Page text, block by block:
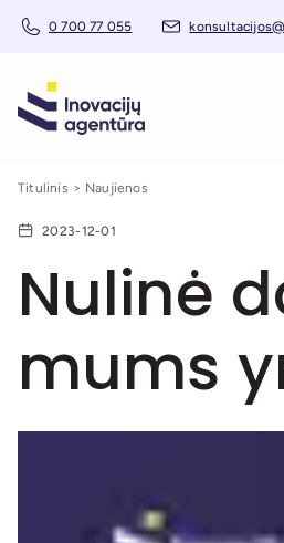
0 700 77 055
Titulinis Naujienos
2023-12-01
Nulinė
mums